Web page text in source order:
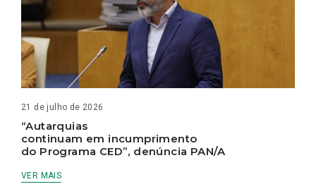
21 de julho de 2026
“Autarquias
continuam em incumprimento
do Programa CED”, denúncia PAN/A
VER MAIS